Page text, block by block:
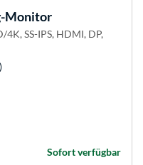
Monitor
SS-IPS, HDMI, DP,
Sofort verfügbar